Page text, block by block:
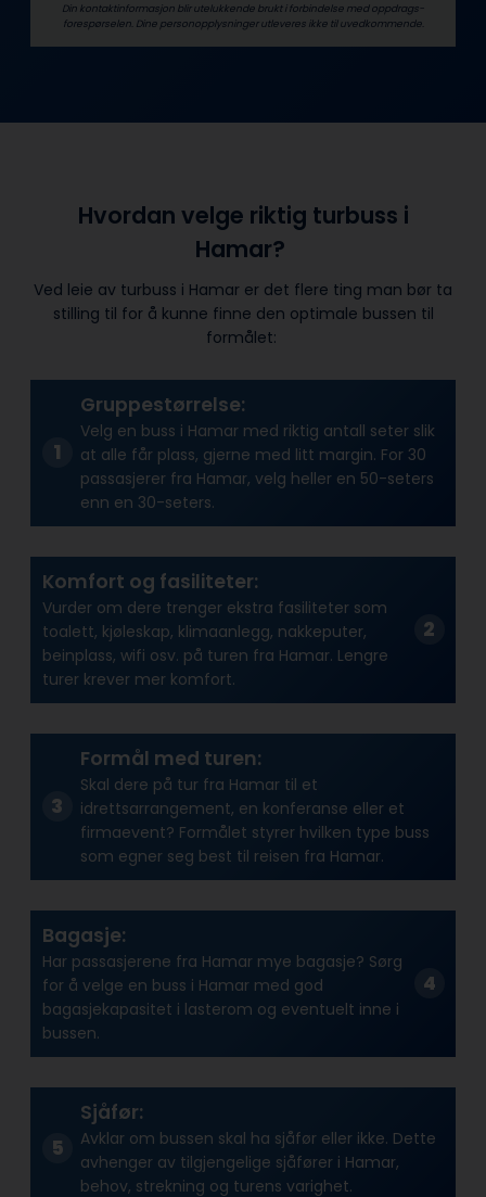
Din kontaktinformasjon blir utelukkende brukt i forbindelse med oppdrags­
forespørselen. Dine person­­opplysninger utleveres ikke til uvedkommende.
Hvordan velge riktig turbuss i
Hamar?
Ved leie av turbuss i Hamar er det flere ting man bør ta
stilling til for å kunne finne den optimale bussen til
formålet:
Gruppestørrelse:
Velg en buss i Hamar med riktig antall seter slik
at alle får plass, gjerne med litt margin. For 30
passasjerer fra Hamar, velg heller en 50-seters
enn en 30-seters.
Komfort og fasiliteter:
Vurder om dere trenger ekstra fasiliteter som
toalett, kjøleskap, klimaanlegg, nakkeputer,
beinplass, wifi osv. på turen fra Hamar. Lengre
turer krever mer komfort.
Formål med turen:
Skal dere på tur fra Hamar til et
idrettsarrangement, en konferanse eller et
firmaevent? Formålet styrer hvilken type buss
som egner seg best til reisen fra Hamar.
Bagasje:
Har passasjerene fra Hamar mye bagasje? Sørg
for å velge en buss i Hamar med god
bagasjekapasitet i lasterom og eventuelt inne i
bussen.
Sjåfør:
Avklar om bussen skal ha sjåfør eller ikke. Dette
avhenger av tilgjengelige sjåfører i Hamar,
behov, strekning og turens varighet.